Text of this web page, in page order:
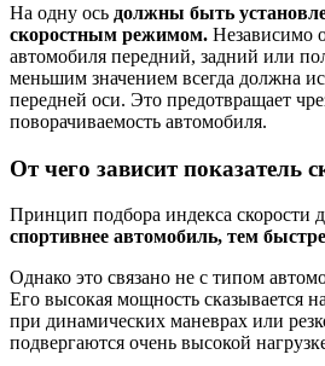
На одну ось должны быть
скоростным режимом. Независимо
автомобиля передний, задний или
меньшим значением всегда должна
передней оси. Это предотвращает
поворачиваемость автомобиля.
От чего зависит показатель
Принцип подбора индекса скорости
спортивнее автомобиль, тем
Однако это связано не с типом
Его высокая мощность сказывается
при динамических маневрах или
подвергаются очень высокой